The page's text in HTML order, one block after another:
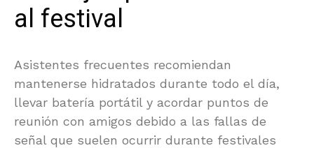
al festival
Asistentes frecuentes recomiendan
mantenerse hidratados durante todo el día,
llevar batería portátil y acordar puntos de
reunión con amigos debido a las fallas de
señal que suelen ocurrir durante festivales